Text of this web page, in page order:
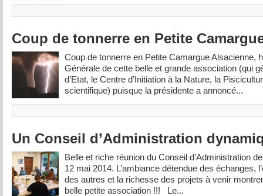
Coup de tonnerre en Petite
Coup de tonnerre en Petite Camargue Alsacienne,
Générale de cette belle et grande association (qui
d’Etat, le Centre d’Initiation à la Nature, la
scientifique) puisque la présidente a annoncé...
Un Conseil d’Administration
Belle et riche réunion du Conseil d’Administration
12 mai 2014. L’ambiance détendue des échanges,
des autres et la richesse des projets à venir
belle petite association !!! Le...